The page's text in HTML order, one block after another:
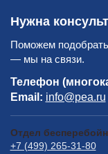
Нужна
Поможем
— мы на связи.
Телефон
Email: info@pea.ru
Отдел
+7 (499) 265-31-80